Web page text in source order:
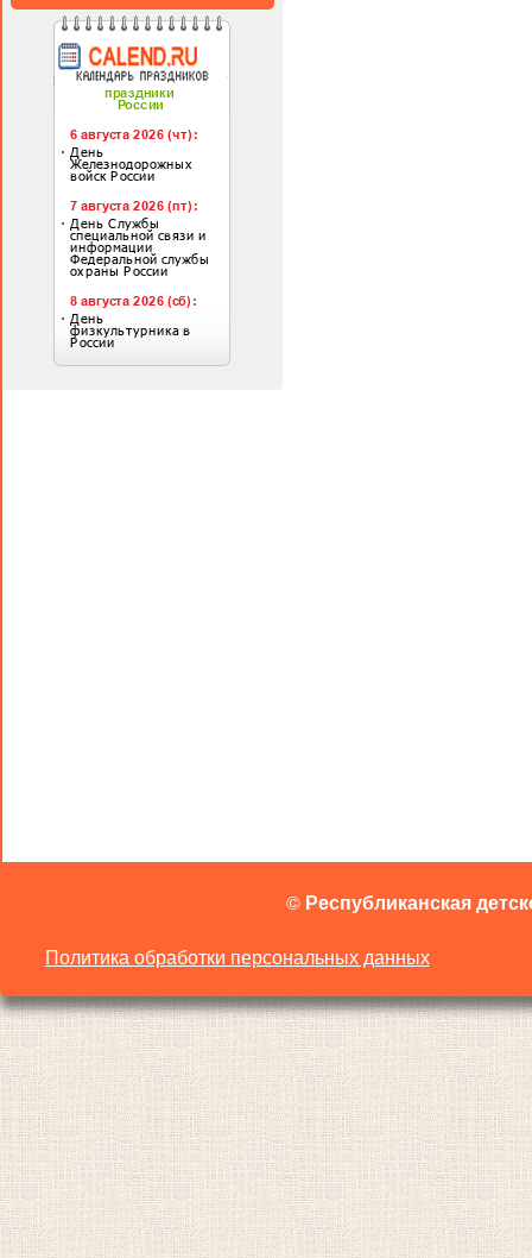
© Республиканская
Политика обработки персональных данных